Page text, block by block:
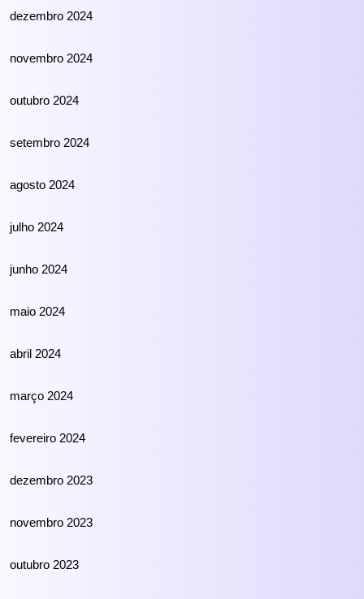
dezembro 2024
novembro 2024
outubro 2024
setembro 2024
agosto 2024
julho 2024
junho 2024
maio 2024
abril 2024
março 2024
fevereiro 2024
dezembro 2023
novembro 2023
outubro 2023